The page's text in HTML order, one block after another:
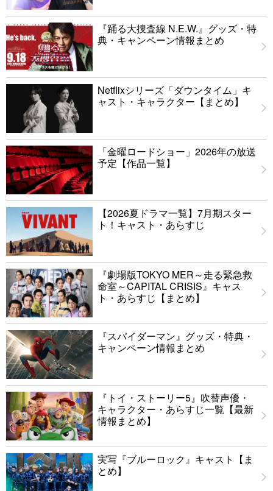
『踊る大捜査線 N.E.W.』グッズ・特
典・キャンペーン情報まとめ
Netflixシリーズ「ダウンタイム」キ
ャスト・キャラクター【まとめ】
「金曜ロードショー」2026年の放送
予定【作品一覧】
【2026夏ドラマ一覧】7月期スター
ト！キャスト・あらすじ
『劇場版TOKYO MER～走る緊急救
命室～CAPITAL CRISIS』キャス
ト・あらすじ【まとめ】
『スパイダーマン』グッズ・特典・
キャンペーン情報まとめ
『トイ・ストーリー5』吹替声優・
キャラクター・あらすじ一覧【最新
情報まとめ】
実写『ブルーロック』キャスト【ま
とめ】